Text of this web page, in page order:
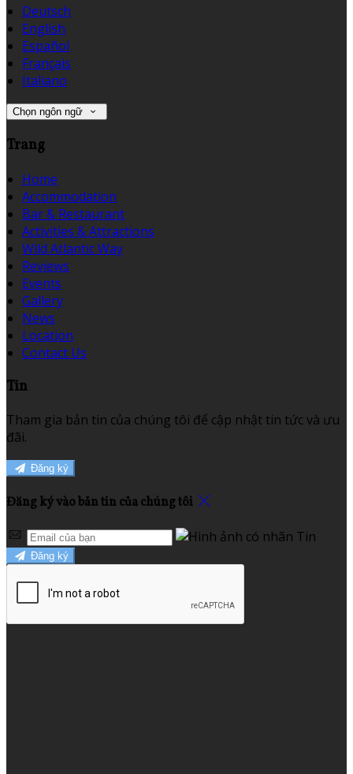
Deutsch
English
Español
Français
Italiano
Chọn ngôn ngữ
Trang
Home
Accommodation
Bar & Restaurant
Activities & Attractions
Wild Atlantic Way
Reviews
Events
Gallery
News
Location
Contact Us
Tin
Tham gia bản tin của chúng tôi để cập nhật tin tức và ưu
đãi.
Đăng ký
Đăng ký vào bản tin của chúng tôi
Đăng ký